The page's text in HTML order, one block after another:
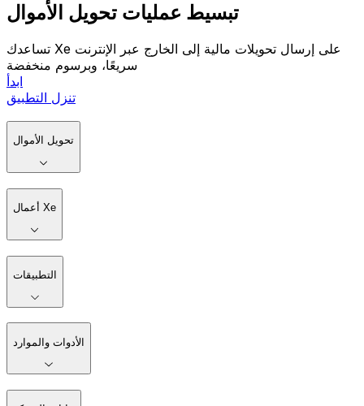
تبسيط عمليات تحويل الأموال
تساعدك Xe على إرسال تحويلات مالية إلى الخارج عبر الإنترنت
سريعًا، وبرسوم منخفضة
ابدأ
تنزل التطبيق
تحويل الأموال
أعمال Xe
التطبيقات
الأدوات والموارد